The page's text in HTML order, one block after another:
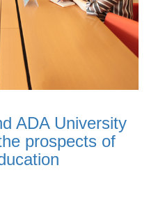
ADA University
prospects of